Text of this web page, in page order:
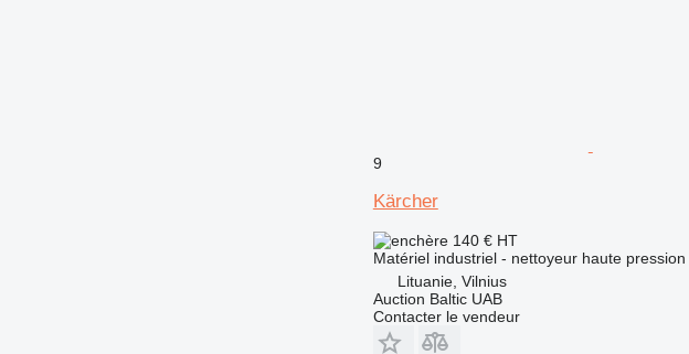
9
Kärcher
140 € HT
Matériel industriel - nettoyeur haute pression
Lituanie, Vilnius
Auction Baltic UAB
Contacter le vendeur